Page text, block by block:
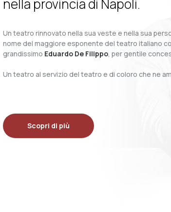
nella provincia di Napoli.
Un teatro rinnovato nella sua veste e nella sua
nome del maggiore esponente del teatro italiano
grandissimo Eduardo De Filippo, per gentile
Un teatro al servizio del teatro e di coloro che ne
Scopri di più